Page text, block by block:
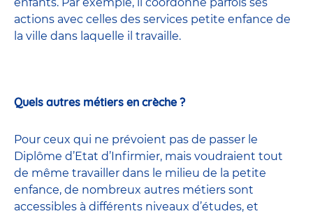
enfants. Par exemple, il coordonne parfois ses
actions avec celles des services petite enfance de
la ville dans laquelle il travaille.
Quels autres métiers en crèche ?
Pour ceux qui ne prévoient pas de passer le
Diplôme d’Etat d’Infirmier, mais voudraient tout
de même travailler dans le milieu de la petite
enfance, de nombreux autres métiers sont
accessibles à différents niveaux d’études, et